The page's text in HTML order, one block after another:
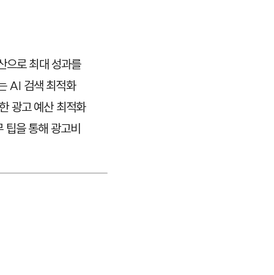
으로 최대 성과를
AI 검색 최적화
광고 예산 최적화
팁을 통해 광고비